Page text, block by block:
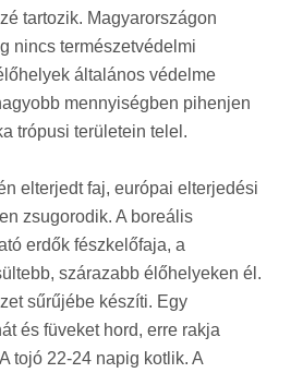
tartozik. Magyarországon
nincs természetvédelmi
általános védelme
mennyiségben pihenjen
trópusi területein telel.
elterjedt faj, európai elterjedési
zsugorodik. A boreális
erdők fészkelőfaja, a
szárazabb élőhelyeken él.
sűrűjébe készíti. Egy
és füveket hord, erre rakja
tojó 22-24 napig kotlik. A